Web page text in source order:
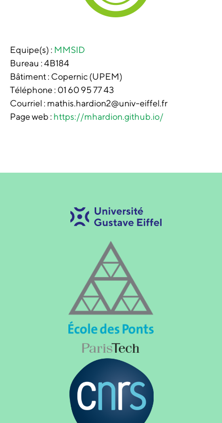
Equipe(s) : MMSID
Bureau :4B184
Bâtiment : Copernic (UPEM)
Téléphone : 01 60 95 77 43
Courriel : mathis.hardion2@univ-eiffel.fr
Page web : https://mhardion.github.io/